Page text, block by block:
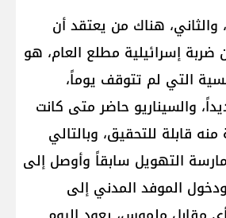
والثاني، هناك من يعتقد أن
ضربة إسرائيلية مطلع العام، هو
التي لم تتوقف يوماً،
والسيناريو حاضر متى كانت
قابلة للتحقيق، وبالتالي
التهويل سابقاً وأوصل إلى
الموفد المدني إلى